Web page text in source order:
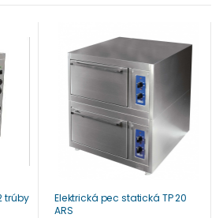
trúby
Elektrická pec statická TP 20
ARS